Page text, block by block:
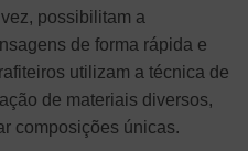
possibilitam a
de forma rápida e
utilizam a técnica de
de materiais diversos,
composições únicas.